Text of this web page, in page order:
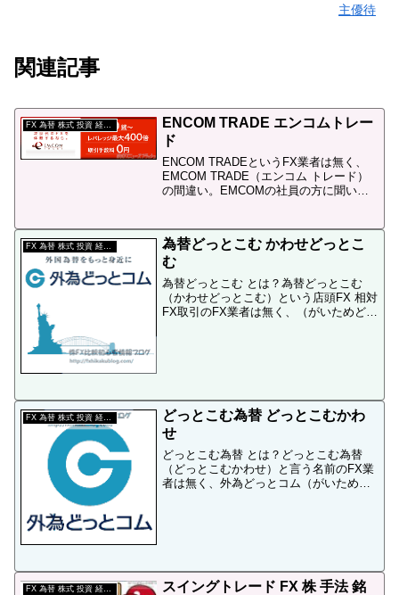
主優待
関連記事
FX 為替 株式 投資 経済 用語
ENCOM TRADE エンコムトレー
ド
ENCOM TRADEというFX業者は無く、
EMCOM TRADE（エンコム トレード）
の間違い。EMCOMの社員の方に聞いた
連記事）エンコムトレード スプレッド0
銭...
為替どっとこむ かわせどっとこ
む
為替どっとこむ とは？為替どっとこむ
（かわせどっとこむ）という店頭FX 相対
FX取引のFX業者は無く、（がいためどっ
どっとこむ為替 どっとこむかわ
せ
どっとこむ為替 とは？どっとこむ為替
（どっとこむかわせ）と言う名前のFX業
者は無く、外為どっとコム（がいためど
スイングトレード FX 株 手法 銘